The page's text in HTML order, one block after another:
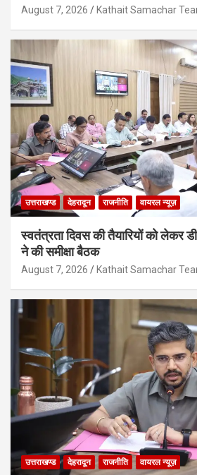
August 7, 2026 Kathait Samachar
उत्तराखण्ड देहरादून राजनीति वायरल न्यूज़
स्वतंत्रता दिवस की तैयारियों को लेकर
ने की समीक्षा बैठक
August 7, 2026 Kathait Samachar
उत्तराखण्ड देहरादून राजनीति वायरल न्यूज़